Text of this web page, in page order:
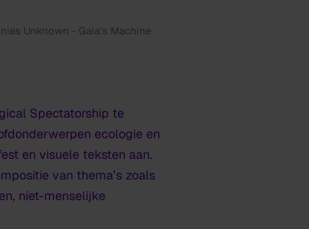
Unknown - Gaia's Machine
Spectatorship te
ecologie en
en visuele teksten aan.
van thema’s zoals
niet-menselijke